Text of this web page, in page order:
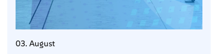
03. August